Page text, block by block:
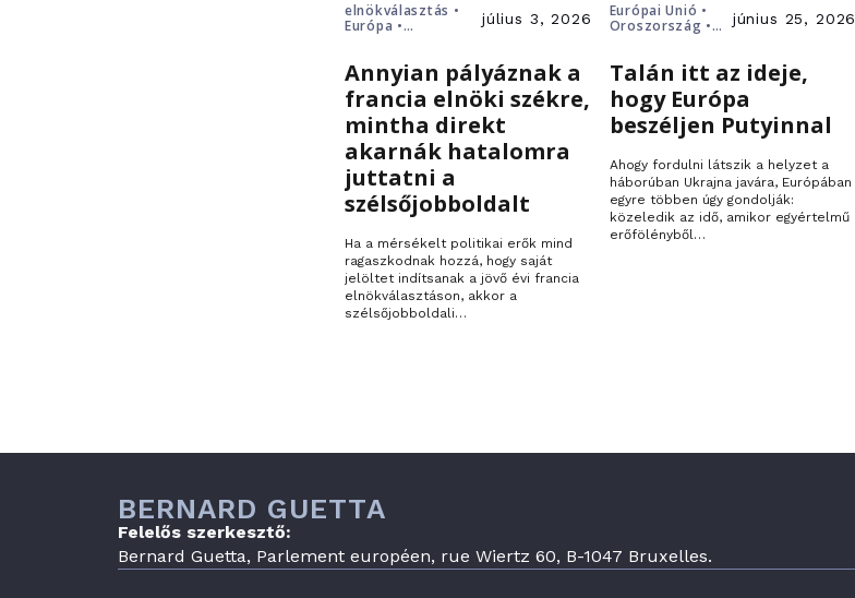
elnökválasztás •
Európa •
július 3, 2026
Annyian pályáznak a
francia elnöki székre,
mintha direkt
akarnák hatalomra
juttatni a
szélsőjobboldalt
Ha a mérsékelt politikai erők mind
ragaszkodnak hozzá, hogy saját
jelöltet indítsanak a jövő évi francia
elnökválasztáson, akkor a
szélsőjobboldali…
Európai Unió •
Oroszország •
június 25, 2026
Talán itt az ideje,
hogy Európa
beszéljen Putyinnal
Ahogy fordulni látszik a helyzet a
háborúban Ukrajna javára, Európában
egyre többen úgy gondolják:
közeledik az idő, amikor egyértelmű
erőfölényből…
BERNARD GUETTA
Felelős szerkesztő:
Bernard Guetta, Parlement européen, rue Wiertz 60, B-1047 Bruxelles.